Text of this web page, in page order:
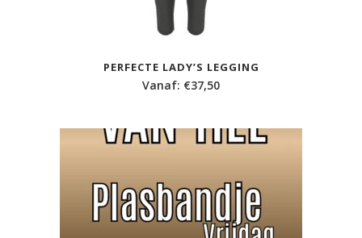
PERFECTE LADY’S LEGGING
Vanaf: €37,50